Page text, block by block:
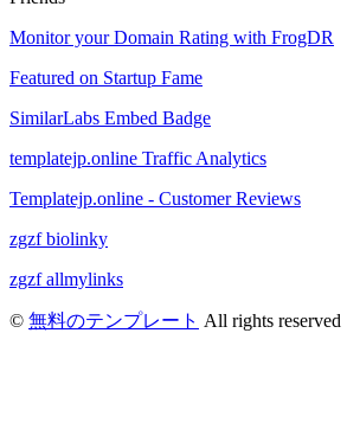
Monitor your Domain Rating with FrogDR
Featured on Startup Fame
SimilarLabs Embed Badge
templatejp.online Traffic Analytics
Templatejp.online - Customer Reviews
zgzf biolinky
zgzf allmylinks
© 無料のテンプレート All rights reserved